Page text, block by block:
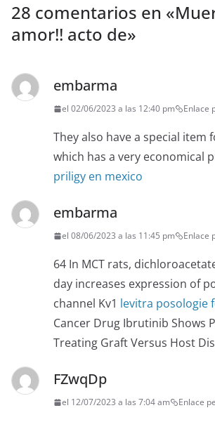
28 comentarios en «
amor!! acto de»
embarma
el 02/06/2023 a las 12:40 pm Enlace
They also have a special item
which has a very economical
priligy en mexico
embarma
el 08/06/2023 a las 11:45 pm Enlace
64 In MCT rats,
day increases expression of
channel Kv1 levitra posologie
Cancer Drug Ibrutinib Shows
Treating Graft Versus Host
FZwqDp
el 12/07/2023 a las 7:04 am Enlace